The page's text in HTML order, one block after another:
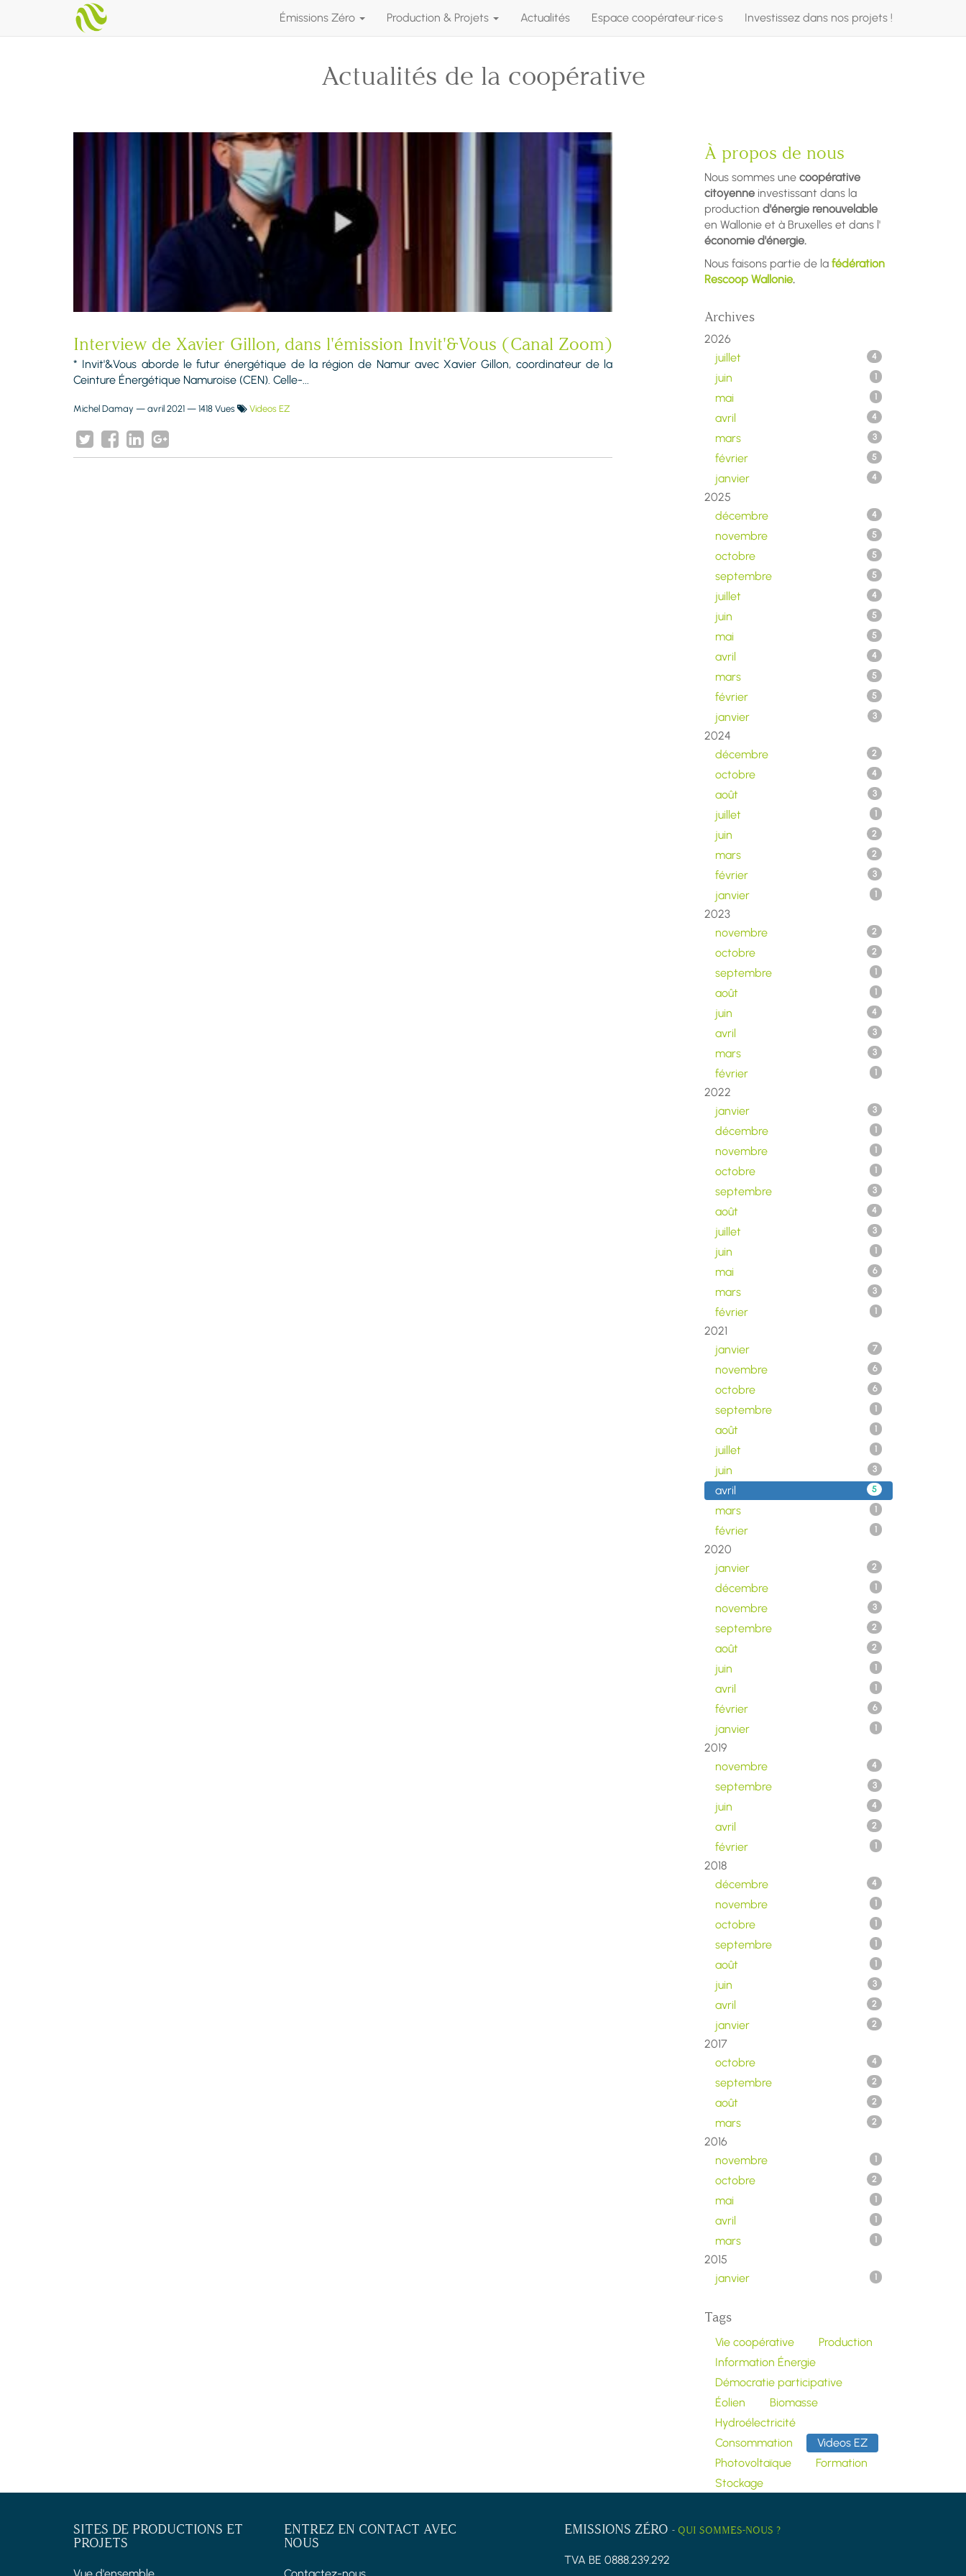
Émissions Zéro Production & Projets Actualités Espace coopérateur·rice·s Investissez dans nos projets !
Actualités de la coopérative
Interview de Xavier Gillon, dans l'émission Invit'&Vous (Canal Zoom)
* Invit'&Vous aborde le futur énergétique de la région de Namur avec Xavier Gillon, coordinateur de la
Ceinture Énergétique Namuroise (CEN). Celle-...
Michel Damay — avril 2021 — 1418 Vues Videos EZ
À propos de nous
Nous sommes une coopérative
citoyenne investissant dans la
production d'énergie renouvelable
en Wallonie et à Bruxelles et dans l'
économie d'énergie.
Nous faisons partie de la fédération
Rescoop Wallonie.
Archives
2026
juillet
4
juin 1
mai 1
avril 4
mars 3
février 5
janvier 4
2025
décembre
4
novembre 5
octobre 5
septembre 5
juillet 4
juin 5
mai 5
avril 4
mars 5
février 5
janvier 3
2024
décembre
2
octobre 4
août 3
juillet 1
juin 2
mars 2
février 3
janvier 1
2023
novembre
2
octobre 2
septembre 1
août 1
juin 4
avril 3
mars 3
février 1
2022
janvier
3
décembre 1
novembre 1
octobre 1
septembre 3
août 4
juillet 3
juin 1
mai 6
mars 3
février 1
2021
janvier
7
novembre 6
octobre 6
septembre 1
août 1
juillet 1
juin 3
avril 5
mars 1
février 1
2020
janvier
2
décembre 1
novembre 3
septembre 2
août 2
juin 1
avril 1
février 6
janvier 1
2019
novembre
4
septembre 3
juin 4
avril 2
février 1
2018
décembre
4
novembre 1
octobre 1
septembre 1
août 1
juin 3
avril 2
janvier 2
2017
octobre
4
septembre 2
août 2
mars 2
2016
novembre
1
octobre 2
mai 1
avril 1
mars 1
2015
janvier
1
Tags
Vie coopérative
Production
Information Énergie
Démocratie participative
Éolien
Biomasse
Hydroélectricité
Consommation
Videos EZ
Photovoltaïque
Formation
Stockage
SITES DE PRODUCTIONS ET
PROJETS
ENTREZ EN CONTACT AVEC
NOUS
EMISSIONS ZÉRO - QUI SOMMES-NOUS ?
TVA BE 0888.239.292